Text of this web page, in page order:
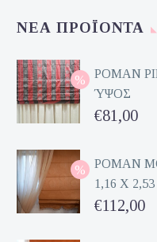
ΝΈΑ ΠΡΟΪΌΝΤΑ
ΡΟΜΑΝ
ΎΨΟΣ
Original
was:
€162,00.
€81,00
τρέχουσα
τιμή
είναι:
ΡΟΜΑΝ
1,16 Χ
Original
€112,00